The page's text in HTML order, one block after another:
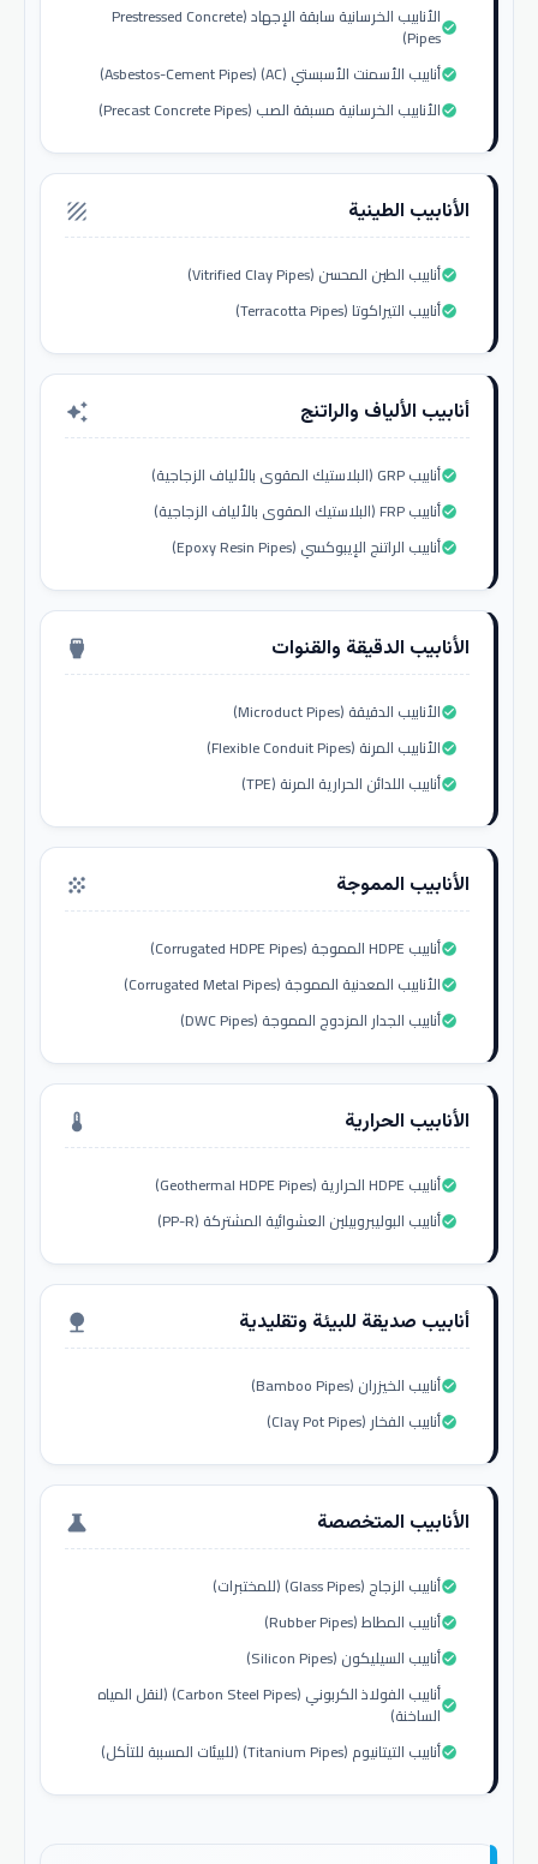
الأنابيب الخرسانية سابقة الإجهاد (Prestressed Concrete
Pipes)check_circle
أنابيب الأسمنت الأسبستي (AC) (Asbestos-Cement Pipes)check_circle
الأنابيب الخرسانية مسبقة الصب (Precast Concrete Pipes)check_circle
الأنابيب الطينية texture
أنابيب الطين المحسن (Vitrified Clay Pipes)check_circle
أنابيب التيراكوتا (Terracotta Pipes)check_circle
أنابيب الألياف والراتنج auto_awesome
أنابيب GRP (البلاستيك المقوى بالألياف الزجاجية)check_circle
أنابيب FRP (البلاستيك المقوى بالألياف الزجاجية)check_circle
أنابيب الراتنج الإيبوكسي (Epoxy Resin Pipes)check_circle
الأنابيب الدقيقة والقنوات settings_input_hdmi
الأنابيب الدقيقة (Microduct Pipes)check_circle
الأنابيب المرنة (Flexible Conduit Pipes)check_circle
أنابيب اللدائن الحرارية المرنة (TPE)check_circle
الأنابيب المموجة grain
أنابيب HDPE المموجة (Corrugated HDPE Pipes)check_circle
الأنابيب المعدنية المموجة (Corrugated Metal Pipes)check_circle
أنابيب الجدار المزدوج المموجة (DWC Pipes)check_circle
الأنابيب الحرارية thermostat
أنابيب HDPE الحرارية (Geothermal HDPE Pipes)check_circle
أنابيب البوليبروبيلين العشوائية المشتركة (PP-R)check_circle
أنابيب صديقة للبيئة وتقليدية nature
أنابيب الخيزران (Bamboo Pipes)check_circle
أنابيب الفخار (Clay Pot Pipes)check_circle
الأنابيب المتخصصة science
أنابيب الزجاج (Glass Pipes) (للمختبرات)check_circle
أنابيب المطاط (Rubber Pipes)check_circle
أنابيب السيليكون (Silicon Pipes)check_circle
أنابيب الفولاذ الكربوني (Carbon Steel Pipes) (لنقل المياه
الساخنة)check_circle
أنابيب التيتانيوم (Titanium Pipes) (للبيئات المسببة للتآكل)check_circle